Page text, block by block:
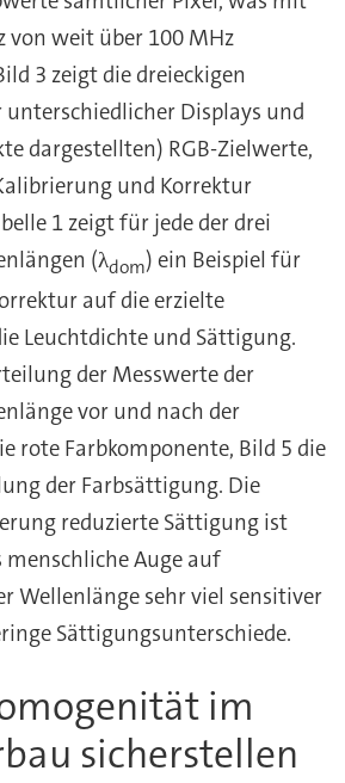
von weit über 100 MHz
3 zeigt die dreieckigen
Displays und
dargestellten) RGB-Zielwerte,
und Korrektur
1 zeigt für jede der drei
(λdom) ein Beispiel für
auf die erzielte
Leuchtdichte und Sättigung.
der Messwerte der
vor und nach der
rote Farbkomponente, Bild 5 die
der Farbsättigung. Die
reduzierte Sättigung ist
menschliche Auge auf
Wellenlänge sehr viel sensitiver
Sättigungsunterschiede.
im
sicherstellen